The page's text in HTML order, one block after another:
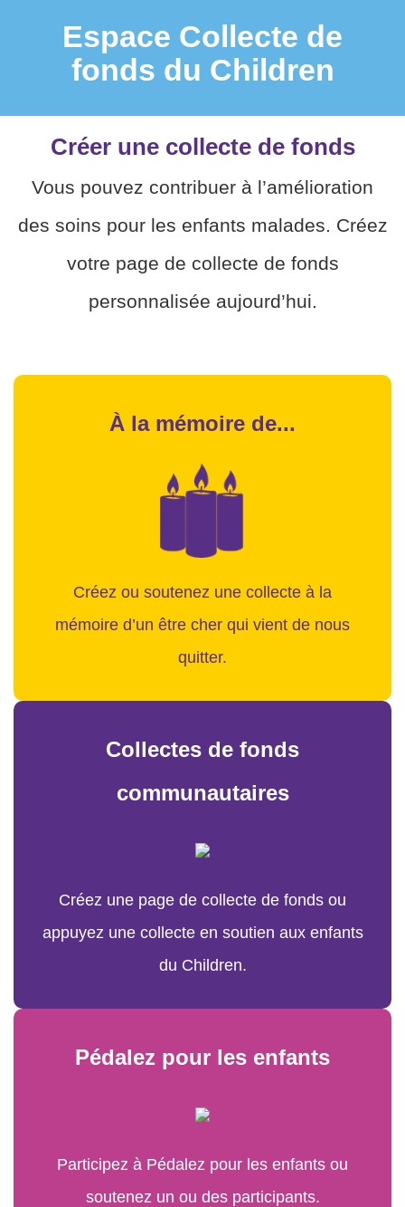
Espace Collecte de
fonds du Children
Créer une collecte de fonds
Vous pouvez contribuer à l’amélioration
des soins pour les enfants malades. Créez
votre page de collecte de fonds
personnalisée aujourd’hui.
À la mémoire de...
Créez ou soutenez une collecte à la
mémoire d’un être cher qui vient de nous
quitter.
Collectes de fonds
communautaires
Créez une page de collecte de fonds ou
appuyez une collecte en soutien aux enfants
du Children.
Pédalez pour les enfants
Participez à Pédalez pour les enfants ou
soutenez un ou des participants.